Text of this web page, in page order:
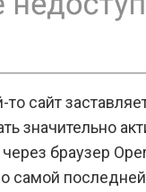
сайт
значительно
браузер
самой